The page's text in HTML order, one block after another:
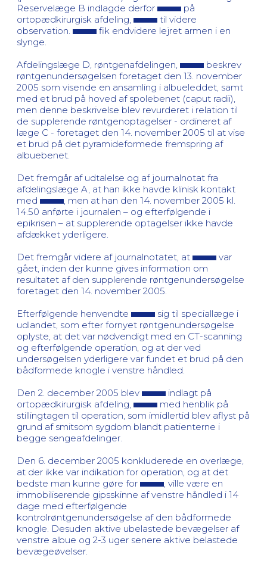
Reservelæge B indlagde derfor
på
ortopædkirurgisk afdeling,
til videre
observation.
fik endvidere lejret armen i en
slynge.
Afdelingslæge D, røntgenafdelingen,
beskrev
røntgenundersøgelsen foretaget den 13. november
2005 som visende en ansamling i albueleddet, samt
med et brud på hoved af spolebenet (caput radii),
men denne beskrivelse blev revurderet i relation til
de supplerende røntgenoptagelser - ordineret af
læge C - foretaget den 14. november 2005 til at vise
et brud på det pyramideformede fremspring af
albuebenet.
Det fremgår af udtalelse og af journalnotat fra
afdelingslæge A, at han ikke havde klinisk kontakt
med
, men at han den 14. november 2005 kl.
14.50 anførte i journalen – og efterfølgende i
epikrisen – at supplerende optagelser ikke havde
afdækket yderligere.
Det fremgår videre af journalnotatet, at
var
gået, inden der kunne gives information om
resultatet af den supplerende røntgenundersøgelse
foretaget den 14. november 2005.
Efterfølgende henvendte
sig til speciallæge i
udlandet, som efter fornyet røntgenundersøgelse
oplyste, at det var nødvendigt med en CT-scanning
og efterfølgende operation, og at der ved
undersøgelsen yderligere var fundet et brud på den
bådformede knogle i venstre håndled.
Den 2. december 2005 blev
indlagt på
ortopædkirurgisk afdeling,
med henblik på
stillingtagen til operation, som imidlertid blev aflyst på
grund af smitsom sygdom blandt patienterne i
begge sengeafdelinger.
Den 6. december 2005 konkluderede en overlæge,
at der ikke var indikation for operation, og at det
bedste man kunne gøre for
, ville være en
immobiliserende gipsskinne af venstre håndled i 14
dage med efterfølgende
kontrolrøntgenundersøgelse af den bådformede
knogle. Desuden aktive ubelastede bevægelser af
venstre albue og 2-3 uger senere aktive belastede
bevægeøvelser.